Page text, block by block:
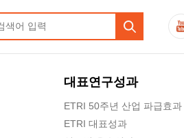
대표연구성과
ETRI 50주년 산업 파급효과
ETRI 대표성과